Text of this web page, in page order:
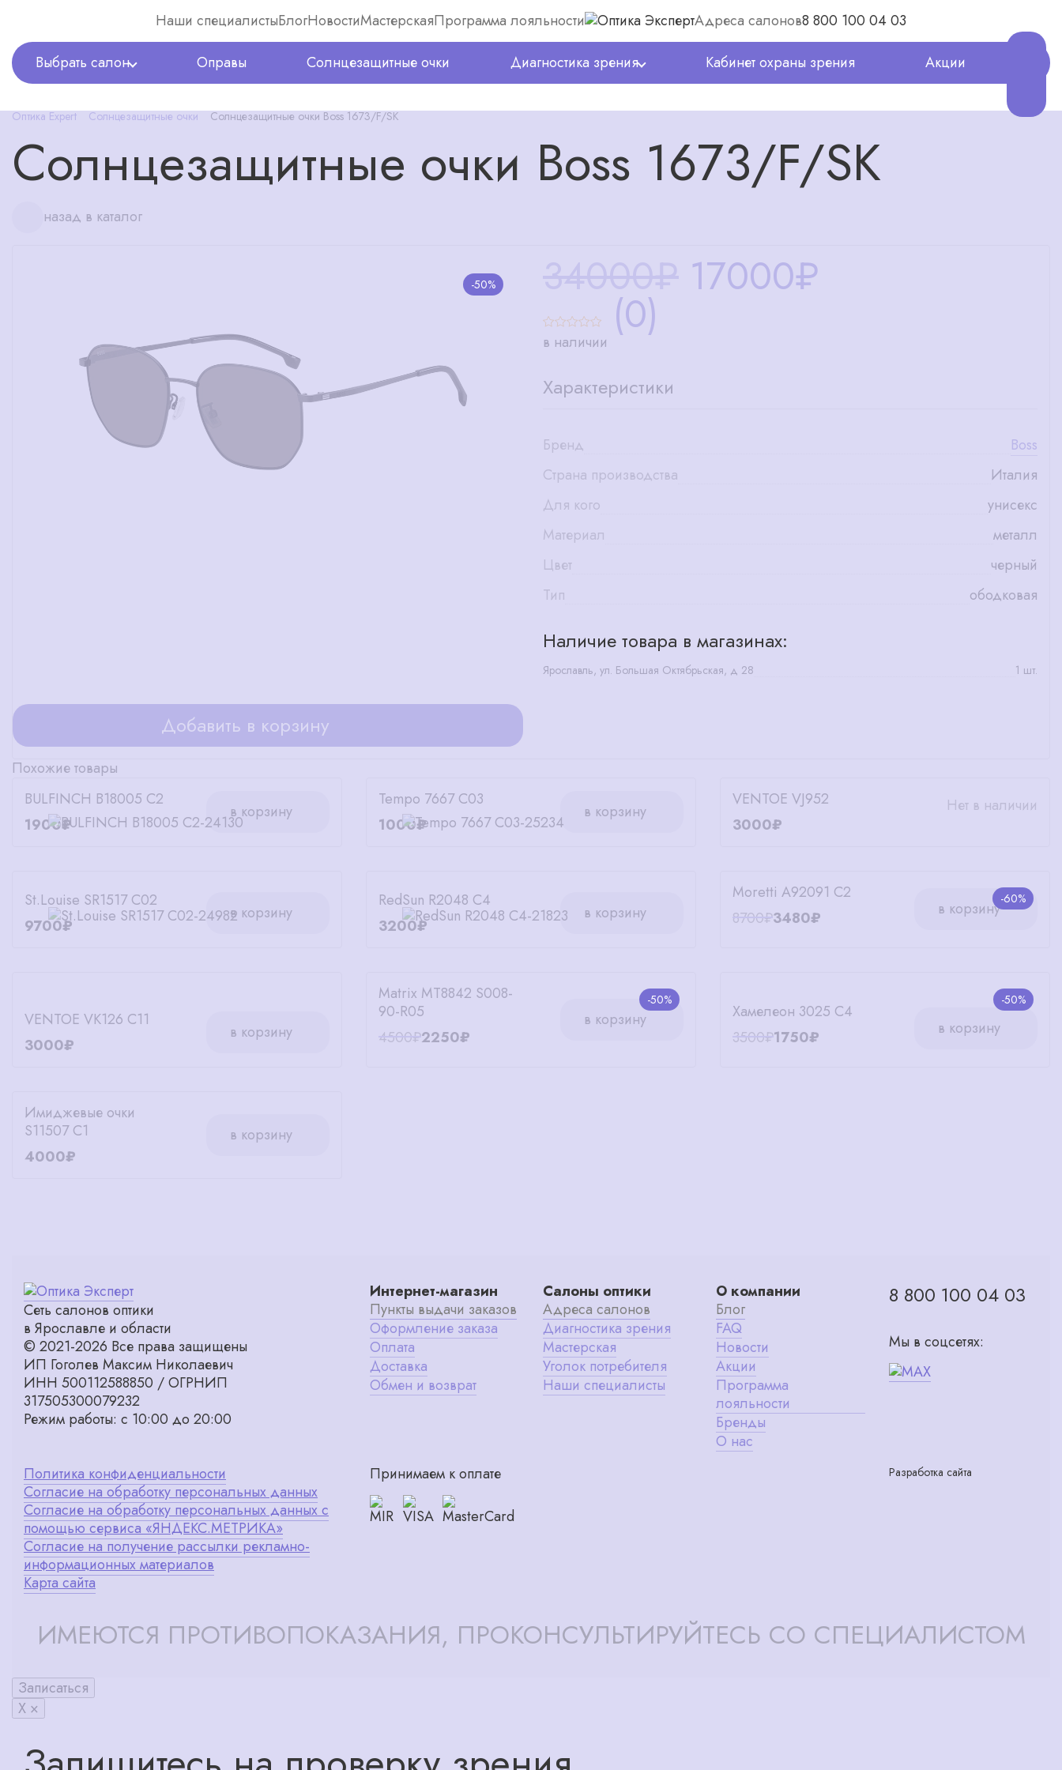
Наши специалистыБлогНовостиМастерскаяПрограмма лояльности Адреса салонов8 800 100 04 03
Выбрать салон Оправы Солнцезащитные очки Диагностика зрения Кабинет охраны зрения Акции
Оптика Expert Солнцезащитные очки Солнцезащитные очки Boss 1673/F/SK
Солнцезащитные очки Boss 1673/F/SK
назад в каталог
-50% 17000₽
(0)
в наличии
Характеристики
Бренд
Boss
Страна производства
Италия
Для кого
унисекс
Материал
металл
Цвет
черный
Тип
ободковая
Наличие товара в магазинах:
Ярославль, ул. Большая Октябрьская, д 28 1 шт.
Добавить в корзину
Похожие товары
BULFINCH B18005 C2
1900₽
в корзину
Tempo 7667 C03
1000₽
в корзину
VENTOE VJ952
3000₽
Нет в наличии
St.Louise SR1517 C02
9700₽
в корзину
RedSun R2048 C4
3200₽
в корзину
-60%
Moretti A92091 C2
8700₽3480₽ в корзину
VENTOE VK126 C11
3000₽
в корзину
-50%
Matrix MT8842 S008-
90-R05
4500₽2250₽
в корзину
-50%
Хамелеон 3025 С4
3500₽1750₽ в корзину
Имиджевые очки
S11507 C1
4000₽
в корзину
Сеть салонов оптики
в Ярославле и области
© 2021-2026 Все права защищены
ИП Гоголев Максим Николаевич
ИНН 500112588850 / ОГРНИП
317505300079232
Режим работы: с 10:00 до 20:00
Интернет-магазин
Пункты выдачи заказов
Оформление заказа
Оплата
Доставка
Обмен и возврат
Салоны оптики
Адреса салонов
Диагностика зрения
Мастерская
Уголок потребителя
Наши специалисты
О компании
Блог
FAQ
Новости
Акции
Программа
лояльности
Бренды
О нас
8 800 100 04 03
Мы в соцсетях:
Политика конфиденциальности
Согласие на обработку персональных данных
Согласие на обработку персональных данных с
помощью сервиса «ЯНДЕКС.МЕТРИКА»
Согласие на получение рассылки рекламно-
информационных материалов
Карта сайта
Принимаем к оплате Разработка сайта
ИМЕЮТСЯ ПРОТИВОПОКАЗАНИЯ, ПРОКОНСУЛЬТИРУЙТЕСЬ СО СПЕЦИАЛИСТОМ
Записаться
X ×